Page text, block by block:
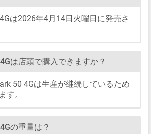
は2026年4月14日火曜日に発売さ
は店頭で購入できますか？
50 4Gは生産が継続しているため
す。
の重量は？